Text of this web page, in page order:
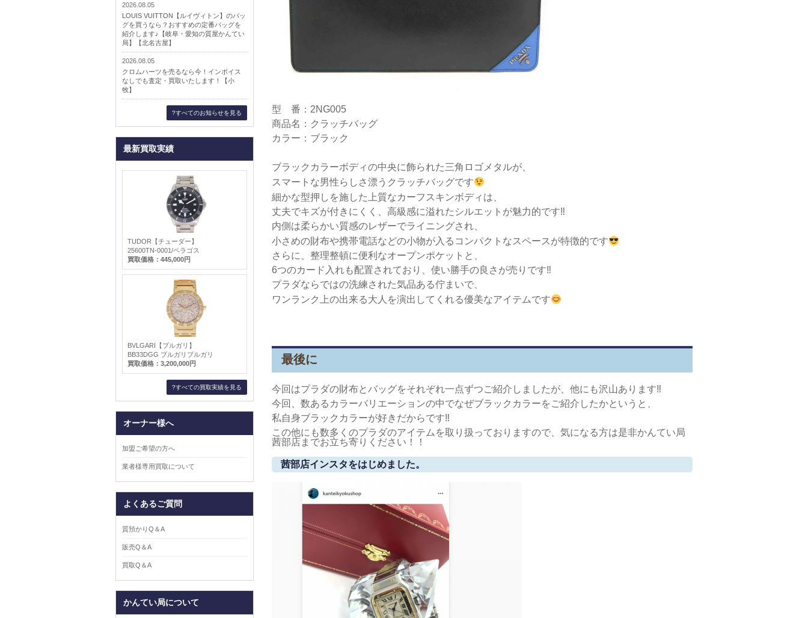
型 番：2NG005
商品名：クラッチバッグ
カラー：ブラック
ブラックカラーボディの中央に飾られた三角ロゴメタルが、
スマートな男性らしさ漂うクラッチバッグです
細かな型押しを施した上質なカーフスキンボディは、
丈夫でキズが付きにくく、高級感に溢れたシルエットが魅力的です‼
内側は柔らかい質感のレザーでライニングされ、
小さめの財布や携帯電話などの小物が入るコンパクトなスペースが特徴的です
さらに、整理整頓に便利なオープンポケットと、
6つのカード入れも配置されており、使い勝手の良さが売りです‼
プラダならではの洗練された気品ある佇まいで、
ワンランク上の出来る大人を演出してくれる優美なアイテムです
最後に
今回はプラダの財布とバッグをそれぞれ一点ずつご紹介しましたが、他にも沢山あります‼
今回、数あるカラーバリエーションの中でなぜブラックカラーをご紹介したかというと、
私自身ブラックカラーが好きだからです‼
この他にも数多くのプラダのアイテムを取り扱っておりますので、気になる方は是非かんてい局
茜部店までお立ち寄りください！！
茜部店インスタをはじめました。
2026.08.05
LOUIS VUITTON【ルイヴィトン】のバッ
グを買うなら？おすすめの定番バッグを
紹介します♪【岐阜・愛知の質屋かんてい
局】【北名古屋】
2026.08.05
クロムハーツを売るなら今！インボイス
なしでも査定・買取いたします！【小
牧】
?すべてのお知らせを見る
最新買取実績
TUDOR【チューダー】
25600TN-0001/ペラゴス
買取価格：445,000円
BVLGARI【ブルガリ】
BB33DGG ブルガリブルガリ
買取価格：3,200,000円
?すべての買取実績を見る
オーナー様へ
加盟ご希望の方へ
業者様専用買取について
よくあるご質問
質預かりQ＆A
販売Q＆A
買取Q＆A
かんてい局について